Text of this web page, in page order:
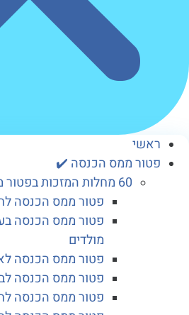
ממס הכנסה ✔️
פטור ממס הכנסה לחולי
פטור ממס הכנסה בעקבות
פטור ממס הכנסה לאחר
פטור ממס הכנסה לבעלי
פטור ממס הכנסה לחולי